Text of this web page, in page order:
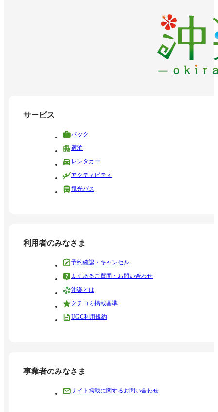
サービス
パック
宿泊
レンタカー
アクティビティ
観光バス
利用者のみなさま
予約確認・キャンセル
よくあるご質問・お問い合わせ
沖楽とは
クチコミ掲載基準
UGC利用規約
事業者のみなさま
サイト掲載に関するお問い合わせ